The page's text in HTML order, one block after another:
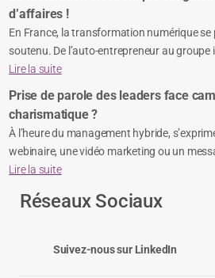
Conscience de soi : le soft skill à fort
très prisé des recruteurs
Dans un univers professionnel de plus en
technologie et l’intelligence artificielle,
Lire la suite
La facturation électronique
d’affaires !
En France, la transformation numérique se
soutenu. De l’auto-entrepreneur au groupe
Lire la suite
charismatique ?